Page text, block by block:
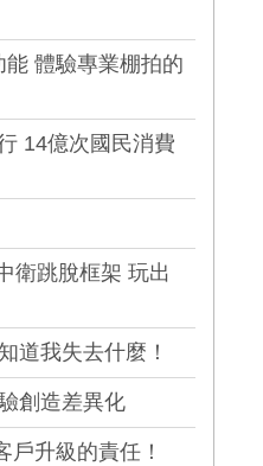
體驗專業棚拍的
14億次國民消費
衛跳脫框架 玩出
道我失去什麼！
創造差異化
升級的責任！